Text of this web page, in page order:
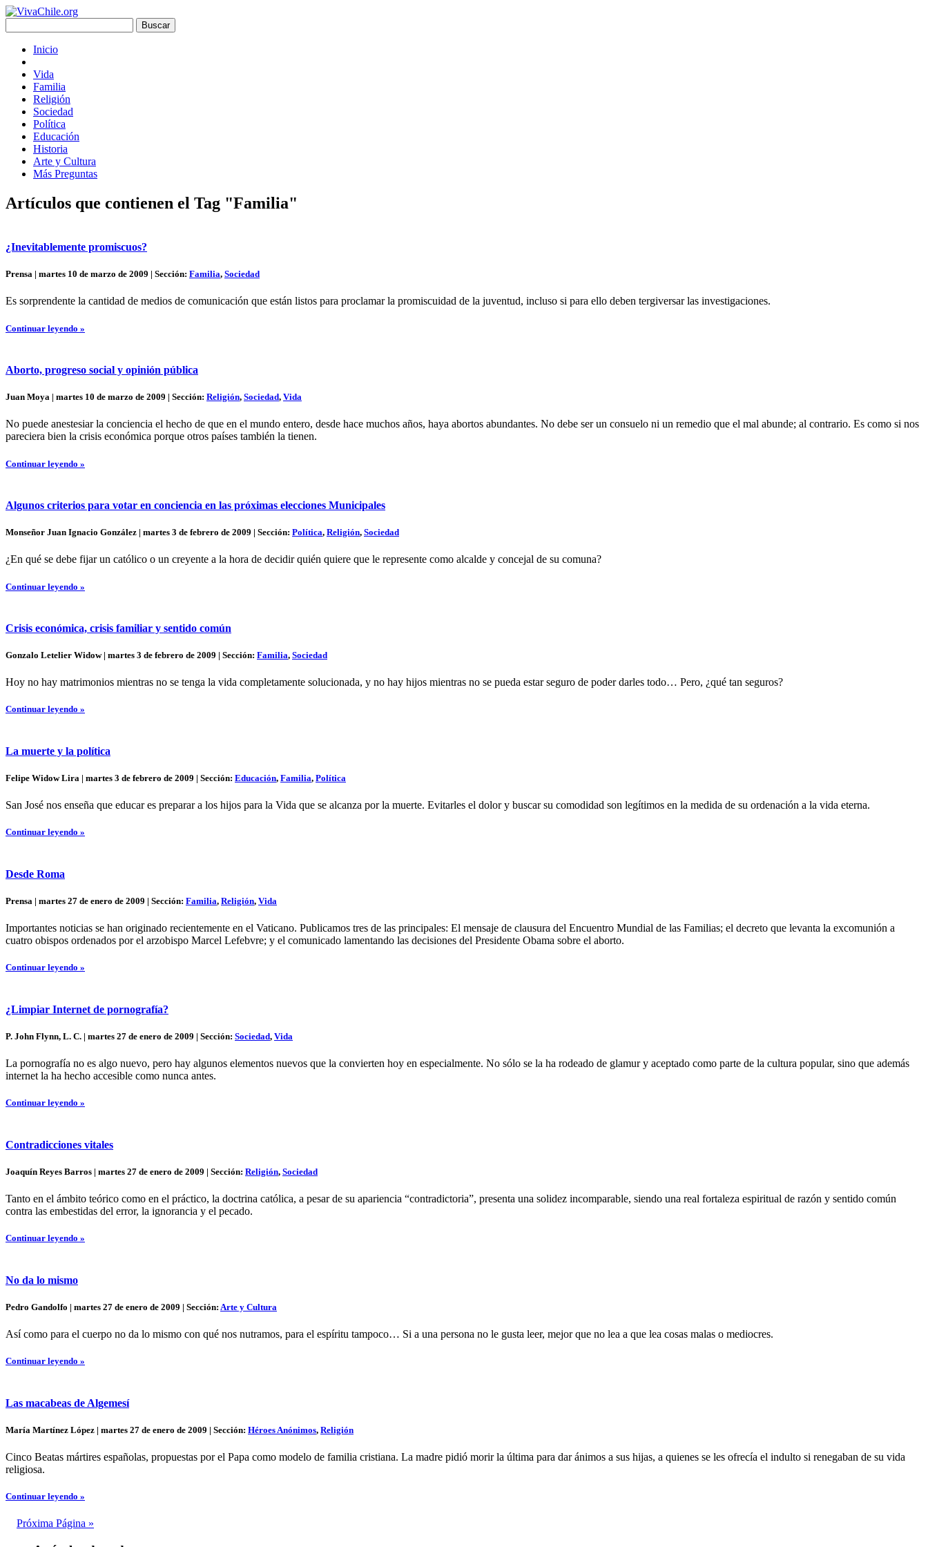
Inicio
Vida
Familia
Religión
Sociedad
Política
Educación
Historia
Arte y Cultura
Más Preguntas
Artículos que contienen el Tag "Familia"
¿Inevitablemente promiscuos?
Prensa | martes 10 de marzo de 2009 | Sección: Familia, Sociedad
Es sorprendente la cantidad de medios de comunicación que están listos para proclamar la promiscuidad de la juventud, incluso si para ello deben tergiversar las investigaciones.
Continuar leyendo »
Aborto, progreso social y opinión pública
Juan Moya | martes 10 de marzo de 2009 | Sección: Religión, Sociedad, Vida
No puede anestesiar la conciencia el hecho de que en el mundo entero, desde hace muchos años, haya abortos abundantes. No debe ser un consuelo ni un remedio que el mal abunde; al contrario. Es como si nos
pareciera bien la crisis económica porque otros países también la tienen.
Continuar leyendo »
Algunos criterios para votar en conciencia en las próximas elecciones Municipales
Monseñor Juan Ignacio González | martes 3 de febrero de 2009 | Sección: Política, Religión, Sociedad
¿En qué se debe fijar un católico o un creyente a la hora de decidir quién quiere que le represente como alcalde y concejal de su comuna?
Continuar leyendo »
Crisis económica, crisis familiar y sentido común
Gonzalo Letelier Widow | martes 3 de febrero de 2009 | Sección: Familia, Sociedad
Hoy no hay matrimonios mientras no se tenga la vida completamente solucionada, y no hay hijos mientras no se pueda estar seguro de poder darles todo… Pero, ¿qué tan seguros?
Continuar leyendo »
La muerte y la política
Felipe Widow Lira | martes 3 de febrero de 2009 | Sección: Educación, Familia, Política
San José nos enseña que educar es preparar a los hijos para la Vida que se alcanza por la muerte. Evitarles el dolor y buscar su comodidad son legítimos en la medida de su ordenación a la vida eterna.
Continuar leyendo »
Desde Roma
Prensa | martes 27 de enero de 2009 | Sección: Familia, Religión, Vida
Importantes noticias se han originado recientemente en el Vaticano. Publicamos tres de las principales: El mensaje de clausura del Encuentro Mundial de las Familias; el decreto que levanta la excomunión a
cuatro obispos ordenados por el arzobispo Marcel Lefebvre; y el comunicado lamentando las decisiones del Presidente Obama sobre el aborto.
Continuar leyendo »
¿Limpiar Internet de pornografía?
P. John Flynn, L. C. | martes 27 de enero de 2009 | Sección: Sociedad, Vida
La pornografía no es algo nuevo, pero hay algunos elementos nuevos que la convierten hoy en especialmente. No sólo se la ha rodeado de glamur y aceptado como parte de la cultura popular, sino que además
internet la ha hecho accesible como nunca antes.
Continuar leyendo »
Contradicciones vitales
Joaquín Reyes Barros | martes 27 de enero de 2009 | Sección: Religión, Sociedad
Tanto en el ámbito teórico como en el práctico, la doctrina católica, a pesar de su apariencia “contradictoria”, presenta una solidez incomparable, siendo una real fortaleza espiritual de razón y sentido común
contra las embestidas del error, la ignorancia y el pecado.
Continuar leyendo »
No da lo mismo
Pedro Gandolfo | martes 27 de enero de 2009 | Sección: Arte y Cultura
Así como para el cuerpo no da lo mismo con qué nos nutramos, para el espíritu tampoco… Si a una persona no le gusta leer, mejor que no lea a que lea cosas malas o mediocres.
Continuar leyendo »
Las macabeas de Algemesí
María Martínez López | martes 27 de enero de 2009 | Sección: Héroes Anónimos, Religión
Cinco Beatas mártires españolas, propuestas por el Papa como modelo de familia cristiana. La madre pidió morir la última para dar ánimos a sus hijas, a quienes se les ofrecía el indulto si renegaban de su vida
religiosa.
Continuar leyendo »
Próxima Página »